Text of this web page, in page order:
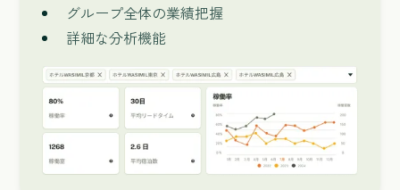
グループ全体の業績把握
詳細な分析機能